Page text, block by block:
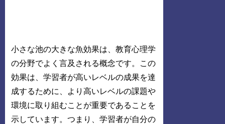
小さな池の大きな魚効果は、教育心理学
の分野でよく言及される概念です。この
効果は、学習者が高いレベルの成果を達
成するために、より高いレベルの課題や
環境に取り組むことが重要であることを
示しています。つまり、学習者が自分の